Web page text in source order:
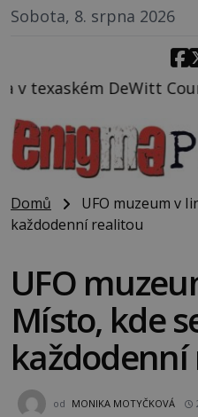
Sobota, 8. srpna 2026
pořizuje video,
Domů
UFO muzeum v
každodenní realitou
UFO
Místo, kde
od MONIKA MOTYČKOVÁ